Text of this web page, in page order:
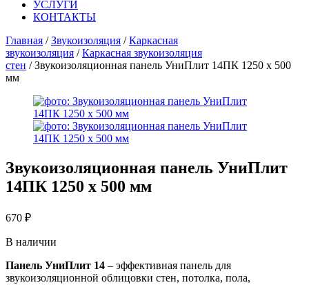
УСЛУГИ
КОНТАКТЫ
Главная /Звукоизоляция /Каркасная
звукоизоляция /Каркасная звукоизоляция
стен / Звукоизоляционная панель УниПлит 14ПК 1250 х 500
мм
Звукоизоляционная панель УниПлит
14ПК 1250 х 500 мм
670 ₽
В наличии
Панель УниПлит 14 – эффективная панель для
звукоизоляционной облицовки стен, потолка, пола,